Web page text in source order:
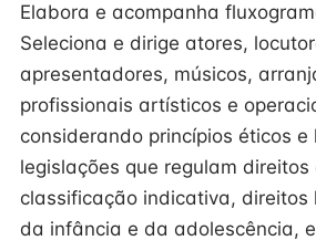
Elabora e acompanha
Seleciona e dirige atores,
apresentadores, músicos,
profissionais artísticos e
considerando princípios éticos e
legislações que regulam direitos
classificação indicativa, direitos
da infância e da adolescência,